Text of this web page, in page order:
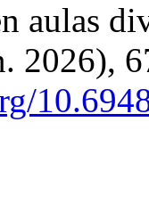
aulas
2026),